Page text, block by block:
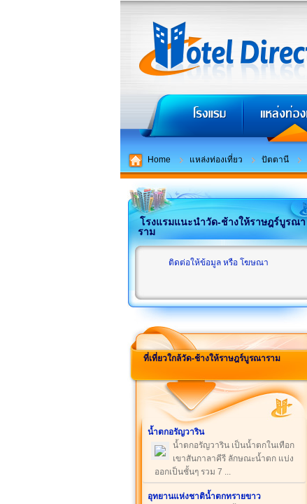
Home แหล่งท่องเที่ยว ปัตตานี
โรงแรมแนะนำวัด-ช้างให้ราษฎร์บูรณา
ราม
ติดต่อให้ข้อมูล หรือ โฆษณา
ที่เที่ยวใกล้วัด-ช้างให้ราษฎร์บูรณาราม
นํ้าตกอรัญวาริน
น้ำตกอรัญวาริน เป็นน้ำตกในเทือก
เขาสันกาลาคีรี ลักษณะน้ำตก แบ่ง
ออกเป็นชั้นๆ รวม 7 ...
อุทยานแห่งชาติน้ำตกทรายขาว